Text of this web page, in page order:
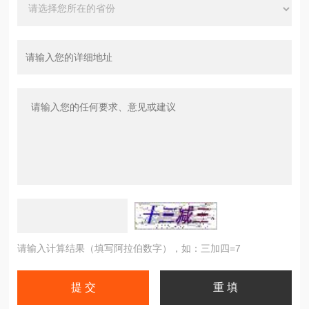
请输入计算结果（填写阿拉伯数字），如：三加四=7